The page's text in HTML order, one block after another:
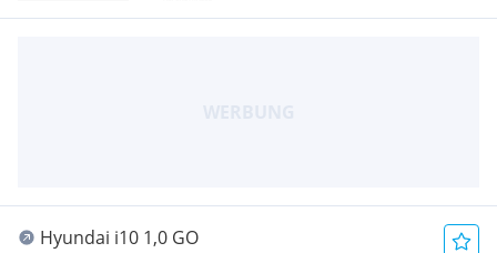
Hyundai i10 1,0 GO